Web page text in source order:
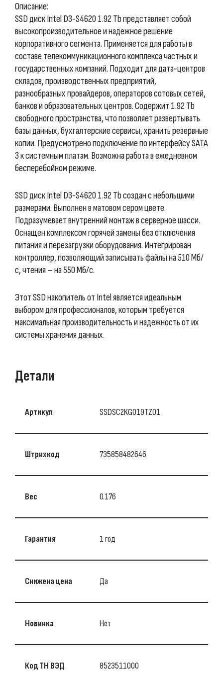
Описание:
SSD диск Intel D3-S4620 1.92 Тb представляет собой
высокопроизводительное и надежное решение
корпоративного сегмента. Применяется для работы в
составе телекоммуникационного комплекса частных и
государственных компаний. Подходит для дата-центров
складов, производственных предприятий,
разнообразных провайдеров, операторов сотовых сетей,
банков и образовательных центров. Содержит 1.92 Тb
свободного пространства, что позволяет развертывать
базы данных, бухгалтерские сервисы, хранить резервные
копии. Предусмотрено подключение по интерфейсу SATA
3 к системным платам. Возможна работа в ежедневном
бесперебойном режиме.
SSD диск Intel D3-S4620 1.92 Тb создан с небольшими
размерами. Выполнен в матовом сером цвете.
Подразумевает внутренний монтаж в серверное шасси.
Оснащен комплексом горячей замены без отключения
питания и перезагрузки оборудования. Интегрирован
контроллер, позволяющий записывать файлы на 510 Мб/
с, чтения – на 550 Мб/с.
Этот SSD накопитель от Intel является идеальным
выбором для профессионалов, которым требуется
максимальная производительность и надежность от их
системы хранения данных.
Детали
Артикул SSDSC2KG019TZ01
Штрихкод 735858482646
Вес 0.176
Гарантия 1 год
Снижена цена Да
Новинка Нет
Код ТН ВЭД 8523511000